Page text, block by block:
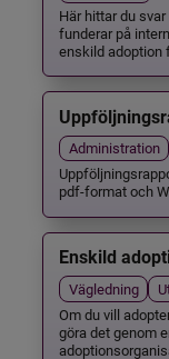
Här hittar du
funderar på
enskild adoption
Administration
pdf-format och
Enskild
Vägledning
Om du vill
göra det genom